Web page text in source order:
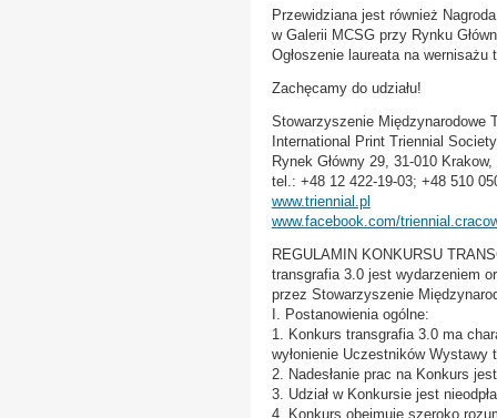
Przewidziana jest również
w Galerii MCSG przy Rynku
Ogłoszenie laureata na
Zachęcamy do udziału!
Stowarzyszenie Międzynarodowe
International Print Triennial
Rynek Główny 29, 31-010
tel.: +48 12 422-19-03; +48 510
www.triennial.pl
www.facebook.com/
REGULAMIN KONKURSU
transgrafia 3.0 jest wydarzeniem
przez Stowarzyszenie
I. Postanowienia ogólne:
1. Konkurs transgrafia 3.0 ma
wyłonienie Uczestników Wystawy
2. Nadesłanie prac na Konkurs
3. Udział w Konkursie jest
4. Konkurs obejmuje szeroko